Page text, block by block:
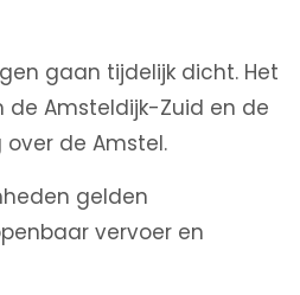
gaan tijdelijk dicht. Het
Amsteldijk-Zuid en de
de Amstel.
gelden
vervoer en